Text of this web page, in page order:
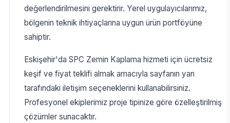
değerlendirilmesini gerektirir. Yerel uygulayıcılarımız,
bölgenin teknik ihtiyaçlarına uygun ürün portföyüne
sahiptir.
Eskişehir'da SPC Zemin Kaplama hizmeti için ücretsiz
keşif ve fiyat teklifi almak amacıyla sayfanın yan
tarafındaki iletişim seçeneklerini kullanabilirsiniz.
Profesyonel ekiplerimiz proje tipinize göre özelleştirilmiş
çözümler sunacaktır.